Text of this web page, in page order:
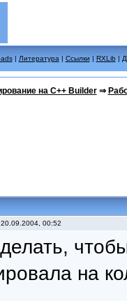
| Литература | Ссылки | RXLib |
на C++ Builder⇒
00:52
на